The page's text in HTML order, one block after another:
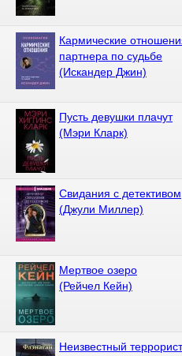
Кармические
партнера по судьбе
(Искандер Джин)
Пусть девушки плачут
(Мэри Кларк)
Свидания с детективом
(Джули Миллер)
Мертвое озеро
(Рейчел Кейн)
Неизвестный террорист